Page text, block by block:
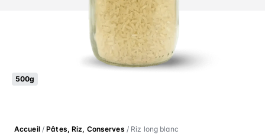
500g
Accueil/Pâtes, Riz, Conserves / Riz long blanc